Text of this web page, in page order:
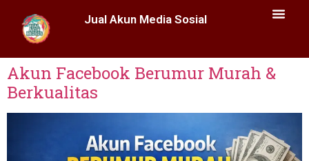
Jual Akun Media Sosial
Akun Facebook Berumur Murah &
Berkualitas